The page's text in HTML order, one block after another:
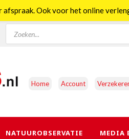
Producten
zoeken
Home Account
NATUUROBSERVATIE MEDIA
afspraak. Ook voor het online